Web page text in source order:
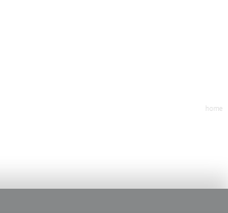
home